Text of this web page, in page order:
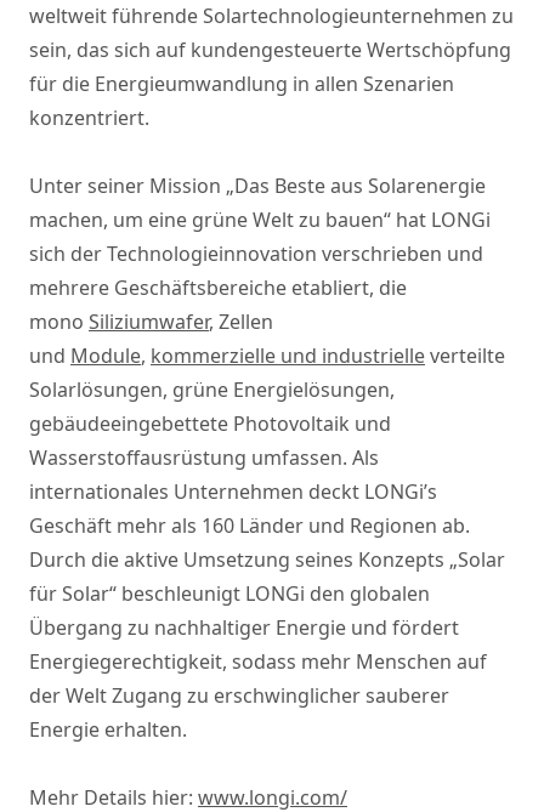
weltweit führende Solartechnologieunternehmen zu
sein, das sich auf kundengesteuerte Wertschöpfung
für die Energieumwandlung in allen Szenarien
konzentriert.
Unter seiner Mission „Das Beste aus Solarenergie
machen, um eine grüne Welt zu bauen“ hat LONGi
sich der Technologieinnovation verschrieben und
mehrere Geschäftsbereiche etabliert, die
mono Siliziumwafer, Zellen
und Module, kommerzielle und industrielleverteilte
Solarlösungen, grüne Energielösungen,
gebäudeeingebettete Photovoltaik und
Wasserstoffausrüstung umfassen. Als
internationales Unternehmen deckt LONGi’s
Geschäft mehr als 160 Länder und Regionen ab.
Durch die aktive Umsetzung seines Konzepts „Solar
für Solar“ beschleunigt LONGi den globalen
Übergang zu nachhaltiger Energie und fördert
Energiegerechtigkeit, sodass mehr Menschen auf
der Welt Zugang zu erschwinglicher sauberer
Energie erhalten.
Mehr Details hier: www.longi.com/